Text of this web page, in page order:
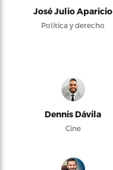
José Julio Aparicio
Política y derecho
Dennis Dávila
Cine